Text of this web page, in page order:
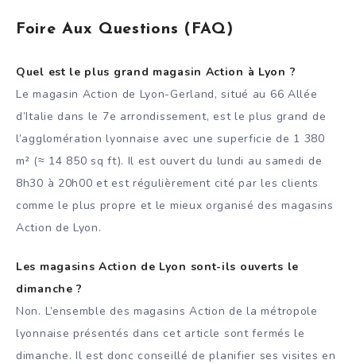
Foire Aux Questions (FAQ)
Quel est le plus grand magasin Action à Lyon ?
Le magasin Action de Lyon-Gerland, situé au 66 Allée
d’Italie dans le 7e arrondissement, est le plus grand de
l’agglomération lyonnaise avec une superficie de 1 380
m² (≈ 14 850 sq ft). Il est ouvert du lundi au samedi de
8h30 à 20h00 et est régulièrement cité par les clients
comme le plus propre et le mieux organisé des magasins
Action de Lyon.
Les magasins Action de Lyon sont-ils ouverts le
dimanche ?
Non. L’ensemble des magasins Action de la métropole
lyonnaise présentés dans cet article sont fermés le
dimanche. Il est donc conseillé de planifier ses visites en